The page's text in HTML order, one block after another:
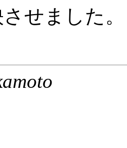
せました。